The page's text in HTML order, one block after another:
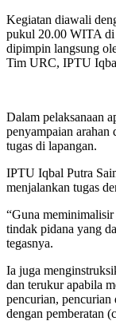
Kegiatan diawali
pukul 20.00 WITA di
dipimpin langsung
Tim URC, IPTU
Dalam pelaksanaan
penyampaian arahan
tugas di lapangan.
IPTU Iqbal Putra
menjalankan tugas
“Guna meminimalisir
tindak pidana yang
tegasnya.
Ia juga
dan terukur apabila
pencurian, pencurian
dengan pemberatan